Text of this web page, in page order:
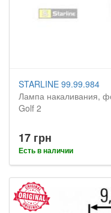
STARLINE 99.99.984
Лампа накаливания,
Golf 2
17 грн
Есть в наличии